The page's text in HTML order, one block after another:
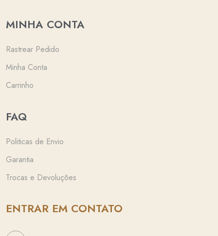
MINHA CONTA
Rastrear Pedido
Minha Conta
Carrinho
FAQ
Politicas de Envio
Garantia
Trocas e Devoluções
ENTRAR EM CONTATO